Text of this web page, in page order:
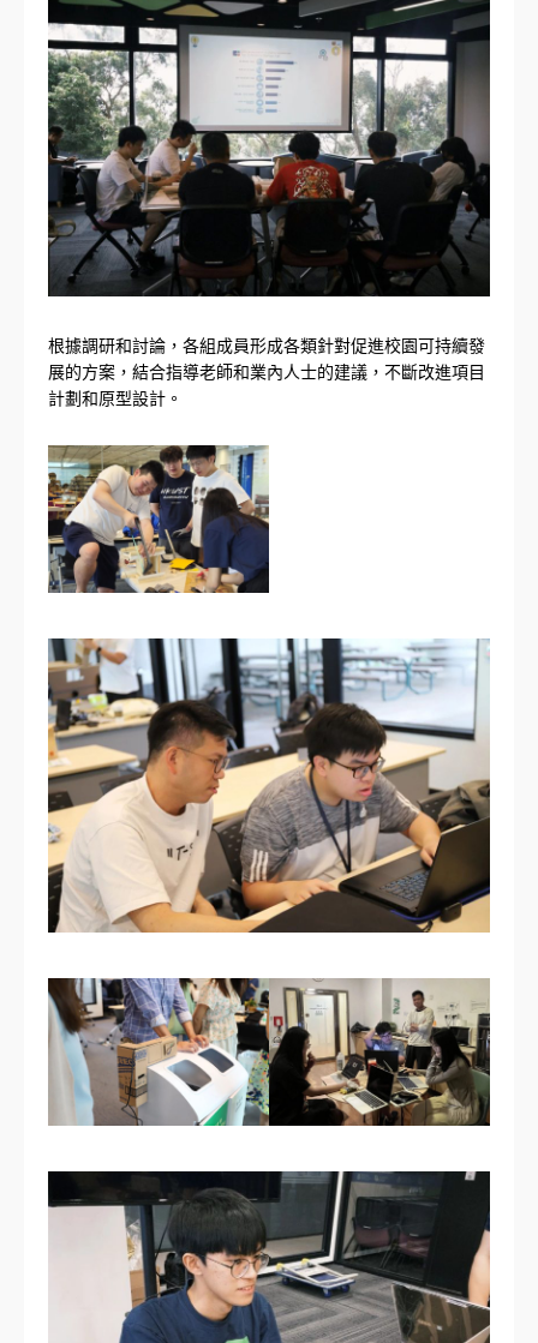
根據調研和討論，各組成員形成各類針對促進校園可持續發
展的方案，結合指導老師和業內人士的建議，不斷改進項目
計劃和原型設計。